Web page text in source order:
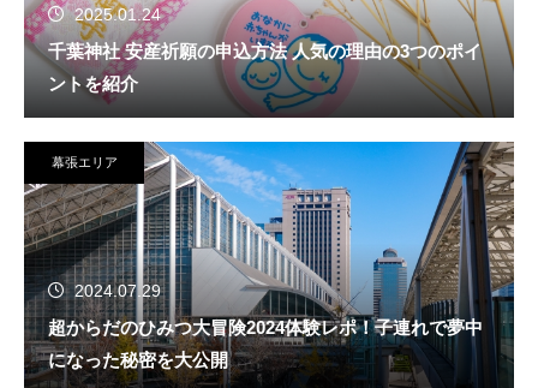
2025.01.24
千葉神社 安産祈願の申込方法 人気の理由の3つのポイ
ントを紹介
幕張エリア
2024.07.29
超からだのひみつ大冒険2024体験レポ！子連れで夢中
になった秘密を大公開